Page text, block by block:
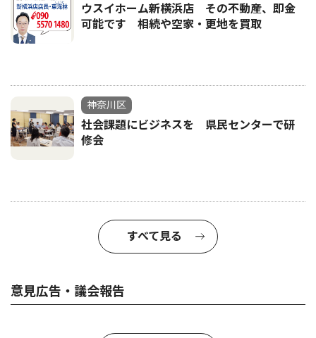
ウスイホーム新横浜店 その不動産、即金
可能です 相続や空家・更地を買取
神奈川区
社会課題にビジネスを 県民センターで研
修会
すべて見る
意見広告・議会報告